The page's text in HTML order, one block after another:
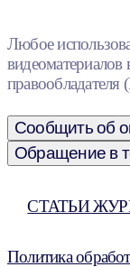
Любое
видеоматериалов
Сообщить об
Обращение в
СТАТЬИ
Политика